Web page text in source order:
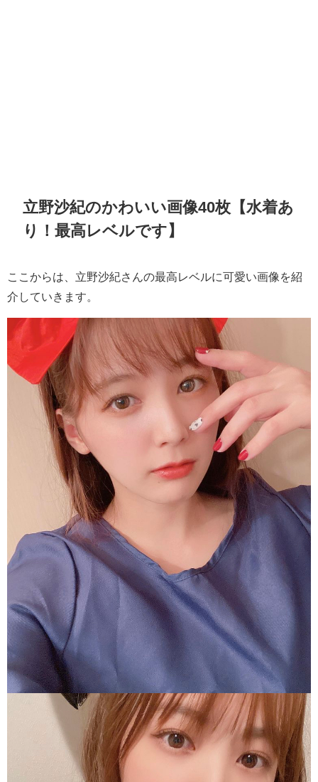
立野沙紀のかわいい画像40枚【水着あ
り！最高レベルです】
ここからは、立野沙紀さんの最高レベルに可愛い画像を紹
介していきます。